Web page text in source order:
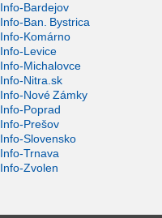
Info-Bardejov
Info-Ban. Bystrica
Info-Komárno
Info-Levice
Info-Michalovce
Info-Nitra.sk
Info-Nové Zámky
Info-Poprad
Info-Prešov
Info-Slovensko
Info-Trnava
Info-Zvolen